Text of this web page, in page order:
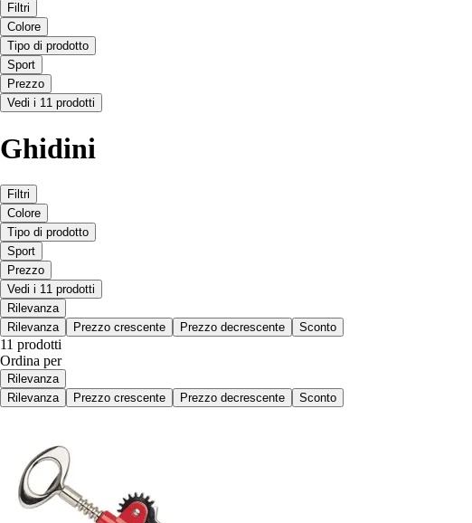
Filtri
Colore
Tipo di prodotto
Sport
Prezzo
Vedi i 11 prodotti
Ghidini
Filtri
Colore
Tipo di prodotto
Sport
Prezzo
Vedi i 11 prodotti
Rilevanza
Rilevanza
Prezzo crescente Prezzo decrescente Sconto
11 prodotti
Ordina per
Rilevanza
Rilevanza
Prezzo crescente Prezzo decrescente Sconto